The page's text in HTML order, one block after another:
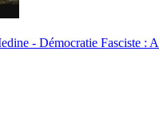
- Démocratie Fasciste :